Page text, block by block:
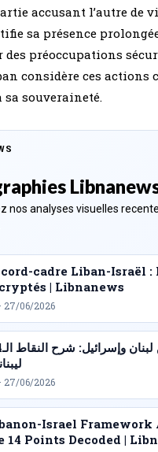
accusant l’autre de
sa présence
des préoccupations
considère ces actions
sa souveraineté.
nos analyses visuelles
cadre Liban-Israël :
| Libnanews
27/06/2026
27/06/2026
Israel Framework
14 Points Decoded |